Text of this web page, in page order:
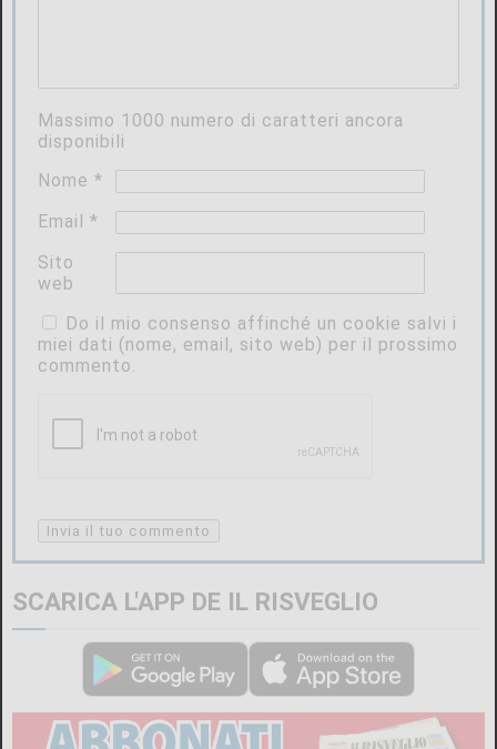
Massimo 1000 numero di caratteri ancora
disponibili
Nome*
Email*
Sito
web
Do il mio consenso affinché un cookie salvi i
miei dati (nome, email, sito web) per il prossimo
commento.
SCARICA L'APP DE IL RISVEGLIO